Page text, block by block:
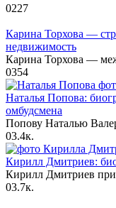
0227
Карина Торхова —
недвижимость
Карина Торхова —
0354
Наталья Попова:
омбудсмена
Попову Наталью
03.4к.
Кирилл Дмитриев:
Кирилл Дмитриев
03.7к.